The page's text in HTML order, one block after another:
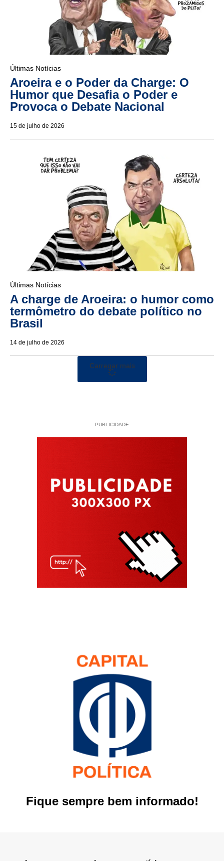
Últimas Notícias
Aroeira e o Poder da Charge: O
Humor que Desafia o Poder e
Provoca o Debate Nacional
15 de julho de 2026
Últimas Notícias
A charge de Aroeira: o humor como
termômetro do debate político no
Brasil
14 de julho de 2026
Carregar mais
PUBLICIDADE
Fique sempre bem informado!